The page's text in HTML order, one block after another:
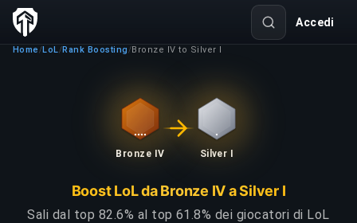
Accedi
Home /LoL/Rank Boosting /Bronze IV to Silver I
Bronze IV Silver I
Boost LoL da Bronze IV a Silver I
Sali dal top 82.6% al top 61.8% dei giocatori di LoL